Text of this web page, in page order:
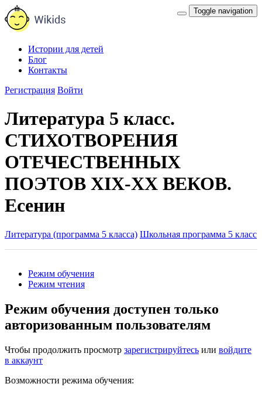
Toggle navigation
Истории для детей
Блог
Контакты
Регистрация Войти
Литература 5 класс.
СТИХОТВОРЕНИЯ
ОТЕЧЕСТВЕННЫХ
ПОЭТОВ XIX-XX ВЕКОВ.
Есенин
Литература (программа 5 класса) Школьная программа 5 класс
Режим обучения
Режим чтения
Режим обучения доступен только
авторизованным пользователям
Чтобы продолжить просмотр зарегистрируйтесь или войдите
в аккаунт
Возможности режима обучения: